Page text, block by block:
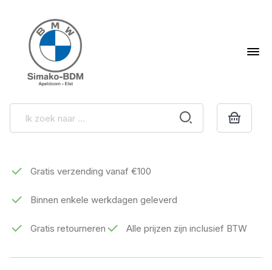
Gratis verzending vanaf €100
Binnen enkele werkdagen geleverd
Gratis retourneren Alle prijzen zijn inclusief BTW